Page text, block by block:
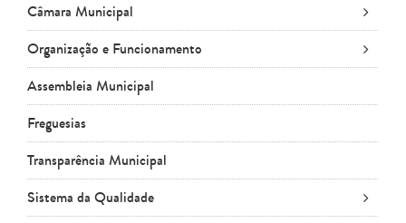
Câmara Municipal
Organização e Funcionamento
Assembleia Municipal
Freguesias
Transparência Municipal
Sistema da Qualidade